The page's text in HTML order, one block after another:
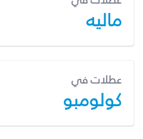
ماليه
عطلات في
كولومبو